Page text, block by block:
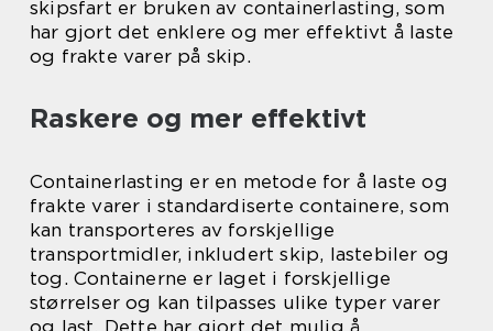
skipsfart er bruken av containerlasting, som
har gjort det enklere og mer effektivt å laste
og frakte varer på skip.
Raskere og mer effektivt
Containerlasting er en metode for å laste og
frakte varer i standardiserte containere, som
kan transporteres av forskjellige
transportmidler, inkludert skip, lastebiler og
tog. Containerne er laget i forskjellige
størrelser og kan tilpasses ulike typer varer
og last. Dette har gjort det mulig å